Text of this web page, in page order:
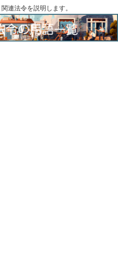
連法令を説明します。